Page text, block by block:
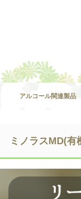
アルコール関連製品
ミノラスMD(有